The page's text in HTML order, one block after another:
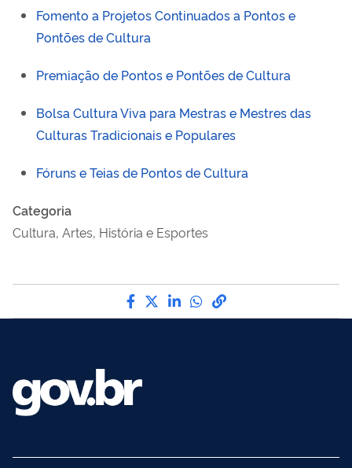
Fomento a Projetos Continuados a Pontos e
Pontões de Cultura
Premiação de Pontos e Pontões de Cultura
Bolsa Cultura Viva para Mestras e Mestres das
Culturas Tradicionais e Populares
Fóruns e Teias de Pontos de Cultura
Categoria
Cultura, Artes, História e Esportes
Compartilhe por Facebook
Compartilhe por Twitter
Compartilhe por
Compartilhe por
link para Copiar